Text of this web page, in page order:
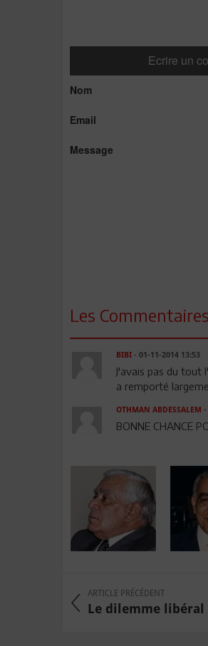
Ecrire un
Nom
Email
Message
Les Commentaires
BIBI - 01-11-2014 13:53
J'avais pas du tout
a remporté
OTHMAN ABDESSALEM -
BONNE CHANCE
ARTICLE PRÉCÉDENT
Le dilemme libéral